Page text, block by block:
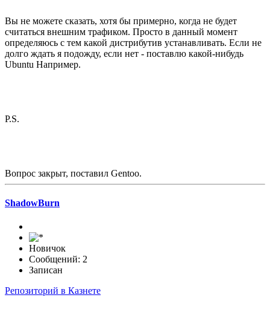
Вы не можете сказать, хотя бы примерно, когда не будет
считаться внешним трафиком. Просто в данный момент
определяюсь с тем какой дистрибутив устанавливать. Если не
долго ждать я подожду, если нет - поставлю какой-нибудь
Ubuntu Например.
P.S.
Вопрос закрыт, поставил Gentoo.
ShadowBurn
Новичок
Сообщений: 2
Записан
Репозиторий в Казнете